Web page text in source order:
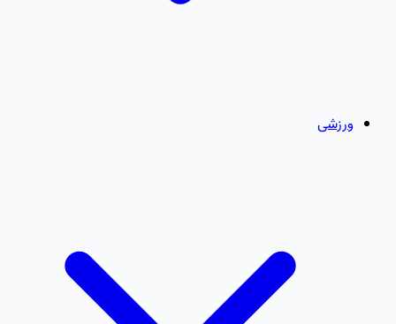
ورزشی